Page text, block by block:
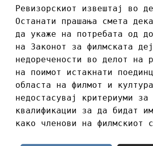
Ревизорскиот извештај во
Останати прашања смета
да укаже на потребата од
на Законот за филмската
недоречености во делот на
на поимот истакнати
областа на филмот и
недостасувај критериуми
квалификации за да бидат
како членови на филмскиот